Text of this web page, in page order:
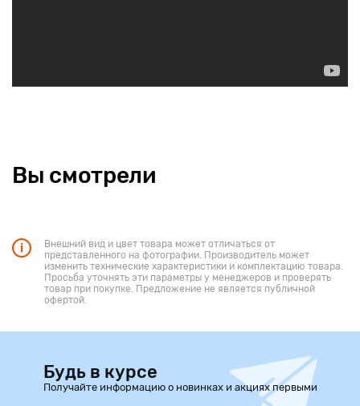
Вы смотрели
Внешний вид и цвет товара может отличаться от
представленного на фотографии. Производитель может
изменить технические характеристики и комплектацию товара.
Просьба уточнять эти параметры у менеджеров и проверять
товар при покупке. Предложение не является публичной
офертой.
Будь в курсе
Получайте информацию о новинках и акциях первыми